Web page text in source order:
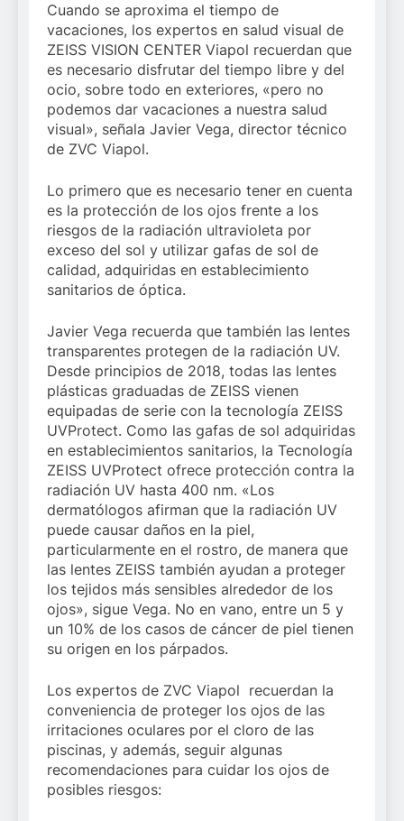
Cuando se aproxima el tiempo de
vacaciones, los expertos en salud visual de
ZEISS VISION CENTER Viapol recuerdan que
es necesario disfrutar del tiempo libre y del
ocio, sobre todo en exteriores, «pero no
podemos dar vacaciones a nuestra salud
visual», señala Javier Vega, director técnico
de ZVC Viapol.
Lo primero que es necesario tener en cuenta
es la protección de los ojos frente a los
riesgos de la radiación ultravioleta por
exceso del sol y utilizar gafas de sol de
calidad, adquiridas en establecimiento
sanitarios de óptica.
Javier Vega recuerda que también las lentes
transparentes protegen de la radiación UV.
Desde principios de 2018, todas las lentes
plásticas graduadas de ZEISS vienen
equipadas de serie con la tecnología ZEISS
UVProtect. Como las gafas de sol adquiridas
en establecimientos sanitarios, la Tecnología
ZEISS UVProtect ofrece protección contra la
radiación UV hasta 400 nm. «Los
dermatólogos afirman que la radiación UV
puede causar daños en la piel,
particularmente en el rostro, de manera que
las lentes ZEISS también ayudan a proteger
los tejidos más sensibles alrededor de los
ojos», sigue Vega. No en vano, entre un 5 y
un 10% de los casos de cáncer de piel tienen
su origen en los párpados.
Los expertos de ZVC Viapol recuerdan la
conveniencia de proteger los ojos de las
irritaciones oculares por el cloro de las
piscinas, y además, seguir algunas
recomendaciones para cuidar los ojos de
posibles riesgos: